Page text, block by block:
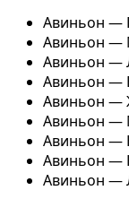
Авиньон —
Авиньон —
Авиньон —
Авиньон —
Авиньон —
Авиньон —
Авиньон —
Авиньон —
Авиньон —